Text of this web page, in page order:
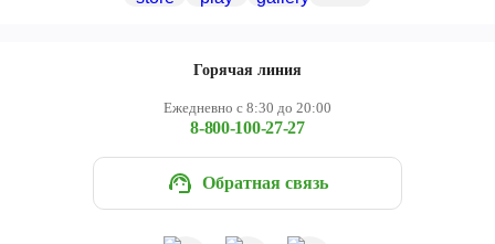
Горячая линия
Ежедневно с 8:30 до 20:00
8-800-100-27-27
Обратная связь